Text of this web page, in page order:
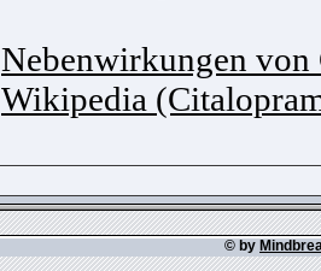
Nebenwirkungen von
Wikipedia
© by